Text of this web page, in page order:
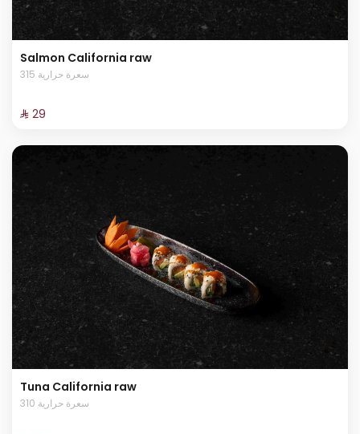
Salmon California raw
315 سعرة حرارية
⁨⁦‪‬ 29⁩
Tuna California raw
310 سعرة حرارية